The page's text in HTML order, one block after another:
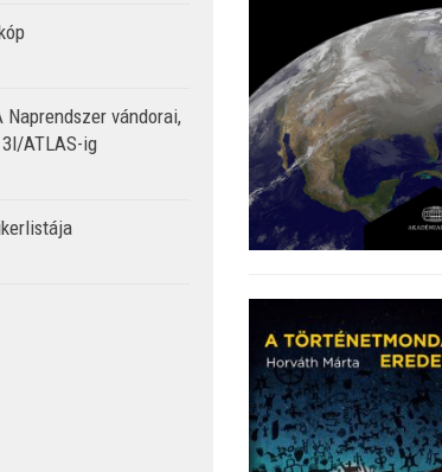
Naprendszer vándorai,
ATLAS-ig